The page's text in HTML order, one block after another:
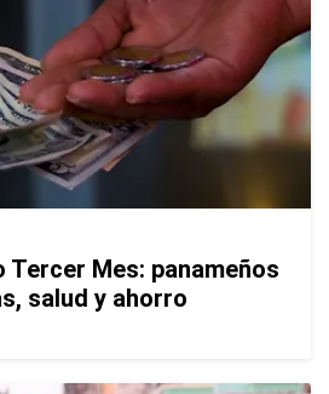
Tercer Mes: panameños
salud y ahorro